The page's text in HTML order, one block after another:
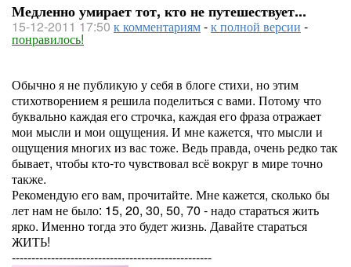
Медленно умирает тот, кто не путешествует...
15-12-2011 17:50 к комментариям-к полной версии -
понравилось!
Обычно я не публикую у себя в блоге стихи, но этим
стихотворением я решила поделиться с вами. Потому что
буквально каждая его строчка, каждая его фраза отражает
мои мысли и мои ощущения. И мне кажется, что мысли и
ощущения многих из вас тоже. Ведь правда, очень редко так
бывает, чтобы кто-то чувствовал всё вокруг в мире точно
также.
Рекомендую его вам, прочитайте. Мне кажется, сколько бы
лет нам не было: 15, 20, 30, 50, 70 - надо стараться жить
ярко. Именно тогда это будет жизнь. Давайте стараться
ЖИТЬ!
---------------------------------------------------